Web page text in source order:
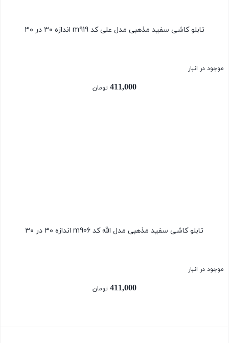
تابلو کاشی سفید مذهبی مدل علی کد m919 اندازه ۳۰ در ۳۰
موجود در انبار
411,000 تومان
تابلو کاشی سفید مذهبی مدل الله کد m906 اندازه ۳۰ در ۳۰
موجود در انبار
411,000 تومان